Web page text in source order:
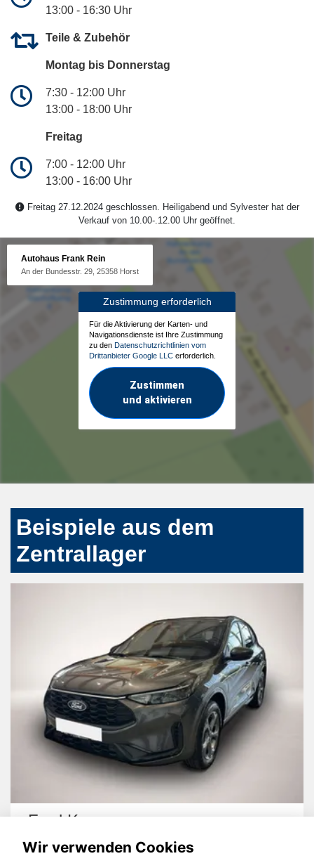
13:00 - 16:30 Uhr
Teile & Zubehör
Montag bis Donnerstag
7:30 - 12:00 Uhr
13:00 - 18:00 Uhr
Freitag
7:00 - 12:00 Uhr
13:00 - 16:00 Uhr
Freitag 27.12.2024 geschlossen. Heiligabend und Sylvester hat der
Verkauf von 10.00-.12.00 Uhr geöffnet.
Autohaus Frank Rein
An der Bundesstr. 29, 25358 Horst
Zustimmung erforderlich
Für die Aktivierung der Karten- und
Navigationsdienste ist Ihre Zustimmung
zu den Datenschutzrichtlinien vom
Drittanbieter Google LLC erforderlich.
Zustimmen
und aktivieren
Beispiele aus dem
Zentrallager
Ford Kuga
Wir verwenden Cookies